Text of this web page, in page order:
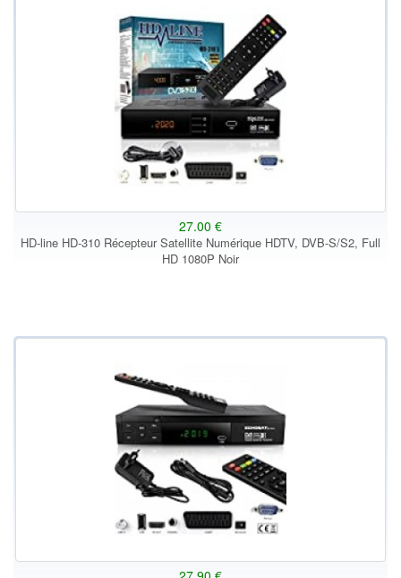
27.00 €
HD-line HD-310 Récepteur Satellite Numérique HDTV, DVB-S/S2, Full
HD 1080P Noir